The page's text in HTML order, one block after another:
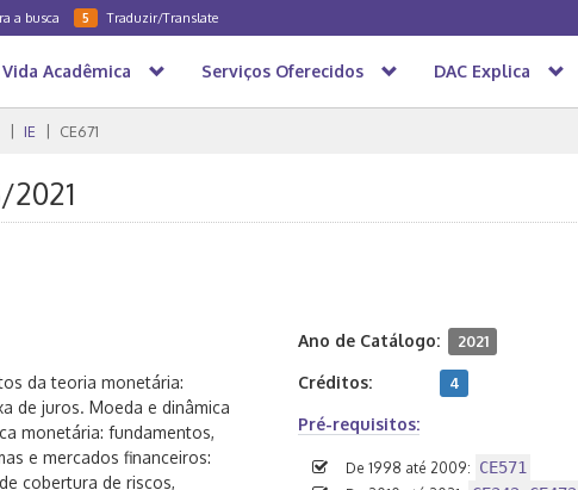
a busca 5 Traduzir/Translate
Vida Acadêmica Serviços Oferecidos DAC Explica
IE CE671
2021
da teoria monetária:
de juros. Moeda e dinâmica
monetária: fundamentos,
e mercados financeiros:
cobertura de riscos,
Ano de Catálogo: 2021
Créditos: 4
Pré-requisitos:
De 1998 até 2009: CE571